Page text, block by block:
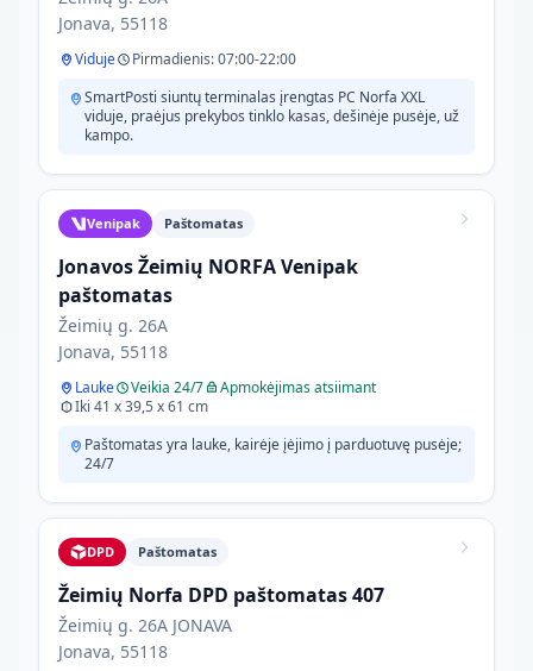
Jonava, 55118
Viduje
Pirmadienis: 07:00-22:00
SmartPosti siuntų terminalas įrengtas PC Norfa XXL
viduje, praėjus prekybos tinklo kasas, dešinėje pusėje, už
kampo.
Venipak Paštomatas
Jonavos Žeimių NORFA Venipak
paštomatas
Žeimių g. 26A
Jonava, 55118
Lauke Veikia 24/7
Apmokėjimas atsiimant
Iki 41 x 39,5 x 61 cm
Paštomatas yra lauke, kairėje įėjimo į parduotuvę pusėje;
24/7
DPD Paštomatas
Žeimių Norfa DPD paštomatas 407
Žeimių g. 26A JONAVA
Jonava, 55118